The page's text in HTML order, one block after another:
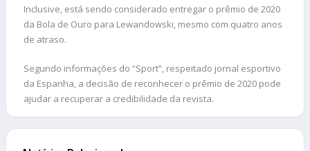
Inclusive, está sendo considerado entregar o prêmio de 2020
da Bola de Ouro para Lewandowski, mesmo com quatro anos
de atraso.
Segundo informações do “Sport”, respeitado jornal esportivo
da Espanha, a decisão de reconhecer o prêmio de 2020 pode
ajudar a recuperar a credibilidade da revista.